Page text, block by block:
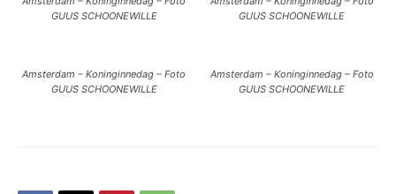
GUUS SCHOONEWILLE
GUUS SCHOONEWILLE
Amsterdam – Koninginnedag – Foto
GUUS SCHOONEWILLE
Amsterdam – Koninginnedag – Foto
GUUS SCHOONEWILLE